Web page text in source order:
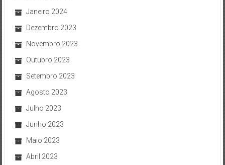
Janeiro 2024
Dezembro 2023
Novembro 2023
Outubro 2023
Setembro 2023
Agosto 2023
Julho 2023
Junho 2023
Maio 2023
Abril 2023